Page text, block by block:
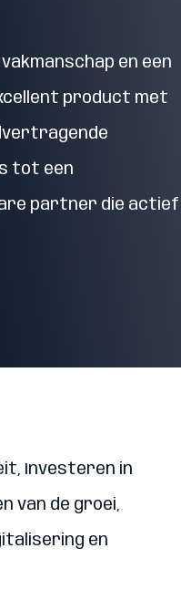
en een
product met
tot een
partner die actief
Investeren in
van de groei,
en